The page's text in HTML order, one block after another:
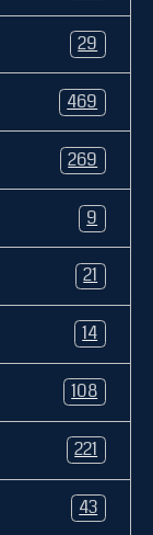
29
469
269
9
21
14
108
221
43